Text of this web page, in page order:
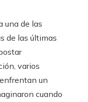
una de las
de las últimas
varios
un
cuando